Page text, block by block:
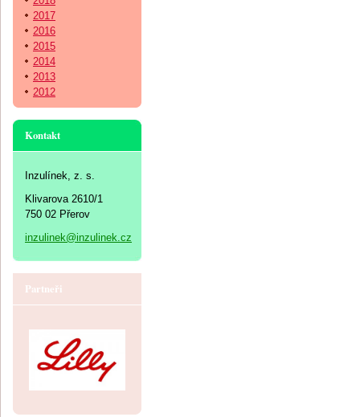
2017
2016
2015
2014
2013
2012
Kontakt
Inzulínek, z. s.
Klivarova 2610/1
750 02 Přerov
inzulinek@inzulinek.cz
Partneři